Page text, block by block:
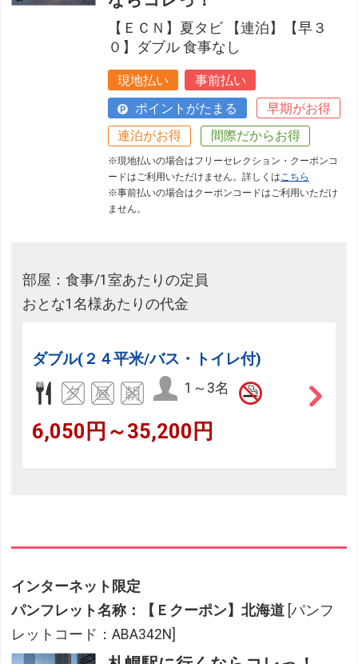
【ＥＣＮ】夏タビ 【連泊】【早３
０】ダブル 食事なし
現地払い
事前払い
ポイントがたまる
早期がお得
連泊がお得
間際だからお得
※現地払いの場合はフリーセレクション・クーポンコ
ードはご利用いただけません。詳しくはこちら
※事前払いの場合はクーポンコードはご利用いただけ
ません。
部屋：食事/1室あたりの定員
おとな1名様あたりの代金
ダブル(２４平米/バス・トイレ付)
1～3名
6,050円～35,200円
インターネット限定
パンフレット名称：【Ｅクーポン】北海道 [パンフ
レットコード：ABA342N]